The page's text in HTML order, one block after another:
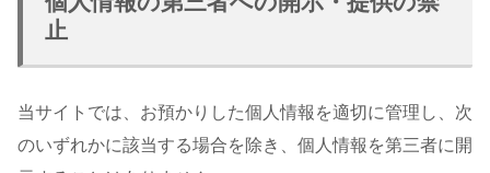
止
当サイトでは、お預かりした個人情報を適切に管理し、次
のいずれかに該当する場合を除き、個人情報を第三者に開